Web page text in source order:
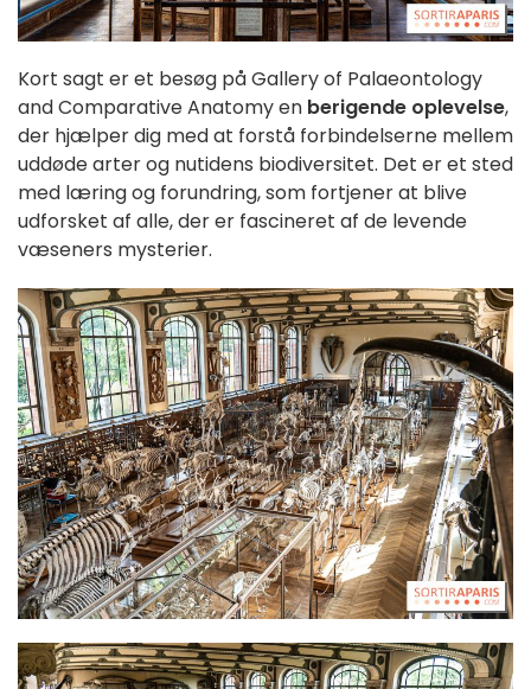
Kort sagt er et besøg på Gallery of Palaeontology
and Comparative Anatomy en berigende oplevelse,
der hjælper dig med at forstå forbindelserne mellem
uddøde arter og nutidens biodiversitet. Det er et sted
med læring og forundring, som fortjener at blive
udforsket af alle, der er fascineret af de levende
væseners mysterier.